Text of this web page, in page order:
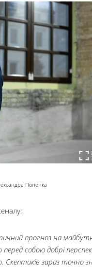
Попенка
прогноз на
собою добрі
зараз точно